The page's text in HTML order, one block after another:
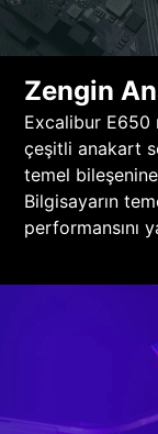
Zengin
Excalibur E650
çeşitli anakart
temel
Bilgisayarın
performansını